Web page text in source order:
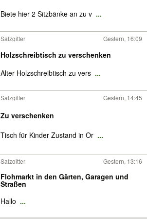
Biete hier 2 Sitzbänke an zu v ...
Salzgitter Gestern, 16:09
Holzschreibtisch zu verschenken
Alter Holzschreibtisch zu vers ...
Salzgitter Gestern, 14:45
Zu verschenken
Tisch für Kinder Zustand in Or ...
Salzgitter Gestern, 13:16
Flohmarkt in den Gärten, Garagen und
Straßen
Hallo ...